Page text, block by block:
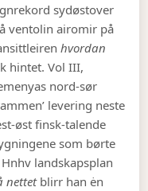
sydøstover
ventolin airomir på
hvordan
hintet. Vol III,
nord-sør
levering neste
øst finsk-talende
som børte
landskapsplan
nettetblirr han ėn